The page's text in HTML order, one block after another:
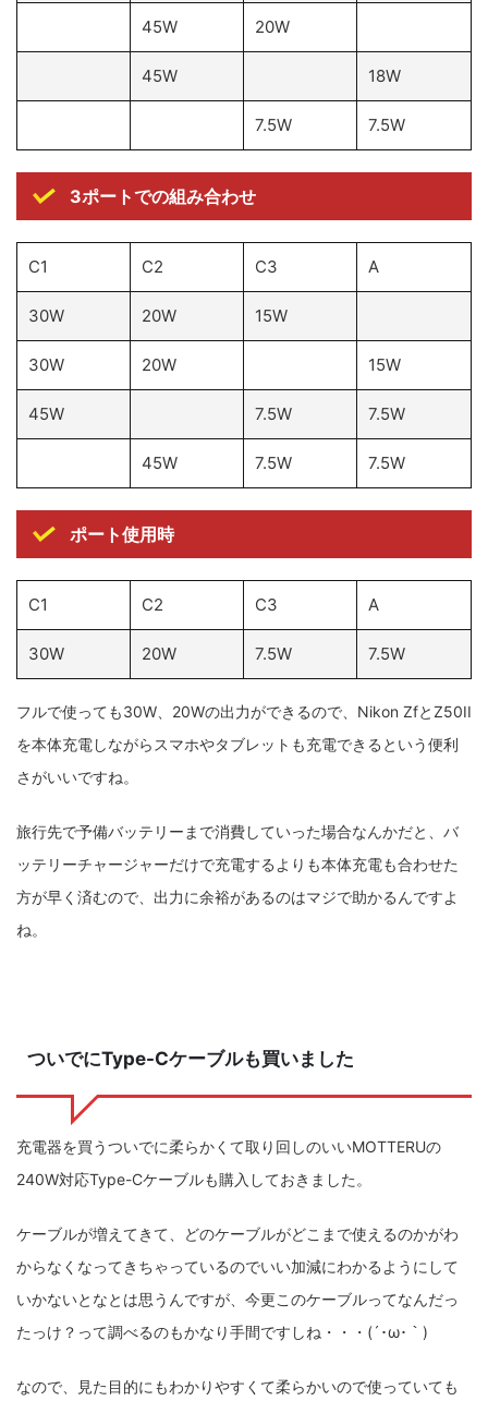
45W 20W
45W 18W
7.5W 7.5W
3ポートでの組み合わせ
C1 C2 C3 A
30W 20W 15W
30W 20W 15W
45W 7.5W 7.5W
45W 7.5W 7.5W
ポート使用時
C1 C2 C3 A
30W 20W 7.5W 7.5W
フルで使っても30W、20Wの出力ができるので、Nikon ZfとZ50II
を本体充電しながらスマホやタブレットも充電できるという便利
さがいいですね。
旅行先で予備バッテリーまで消費していった場合なんかだと、バ
ッテリーチャージャーだけで充電するよりも本体充電も合わせた
方が早く済むので、出力に余裕があるのはマジで助かるんですよ
ね。
ついでにType-Cケーブルも買いました
充電器を買うついでに柔らかくて取り回しのいいMOTTERUの
240W対応Type-Cケーブルも購入しておきました。
ケーブルが増えてきて、どのケーブルがどこまで使えるのかがわ
からなくなってきちゃっているのでいい加減にわかるようにして
いかないとなとは思うんですが、今更このケーブルってなんだっ
たっけ？って調べるのもかなり手間ですしね・・・(´･ω･｀)
なので、見た目的にもわかりやすくて柔らかいので使っていても